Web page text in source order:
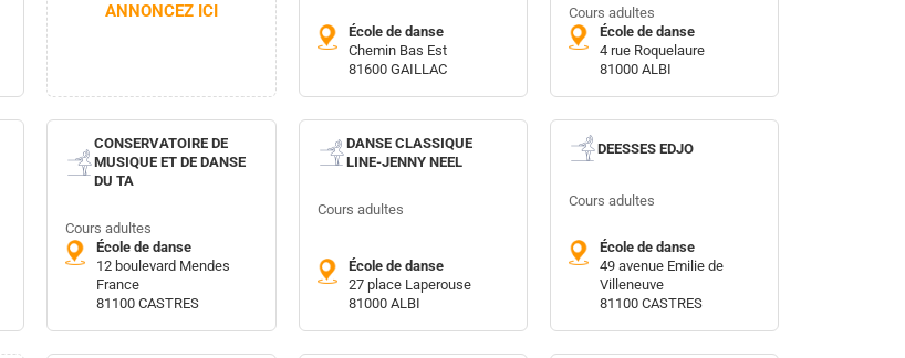
ANNONCEZ ICI
École de danse
Chemin Bas Est
81600 GAILLAC
Cours adultes
École de danse
4 rue Roquelaure
81000 ALBI
CONSERVATOIRE DE
MUSIQUE ET DE DANSE
DU TA
Cours adultes
École de danse
12 boulevard Mendes
France
81100 CASTRES
DANSE CLASSIQUE
LINE-JENNY NEEL
Cours adultes
École de danse
27 place Laperouse
81000 ALBI
DEESSES EDJO
Cours adultes
École de danse
49 avenue Emilie de
Villeneuve
81100 CASTRES